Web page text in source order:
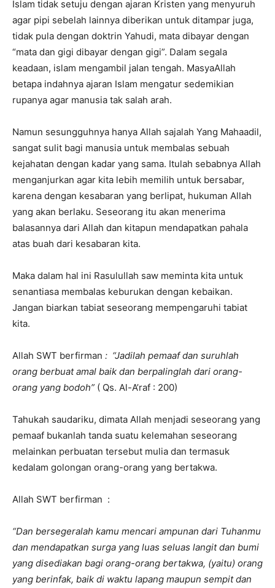
Islam tidak setuju dengan ajaran Kristen yang menyuruh
agar pipi sebelah lainnya diberikan untuk ditampar juga,
tidak pula dengan doktrin Yahudi, mata dibayar dengan
“mata dan gigi dibayar dengan gigi”. Dalam segala
keadaan, islam mengambil jalan tengah. MasyaAllah
betapa indahnya ajaran Islam mengatur sedemikian
rupanya agar manusia tak salah arah.
Namun sesungguhnya hanya Allah sajalah Yang Mahaadil,
sangat sulit bagi manusia untuk membalas sebuah
kejahatan dengan kadar yang sama. Itulah sebabnya Allah
menganjurkan agar kita lebih memilih untuk bersabar,
karena dengan kesabaran yang berlipat, hukuman Allah
yang akan berlaku. Seseorang itu akan menerima
balasannya dari Allah dan kitapun mendapatkan pahala
atas buah dari kesabaran kita.
Maka dalam hal ini Rasulullah saw meminta kita untuk
senantiasa membalas keburukan dengan kebaikan.
Jangan biarkan tabiat seseorang mempengaruhi tabiat
kita.
Allah SWT berfirman : “Jadilah pemaaf dan suruhlah
orang berbuat amal baik dan berpalinglah dari orang-
orang yang bodoh” ( Qs. Al-A’raf : 200)
Tahukah saudariku, dimata Allah menjadi seseorang yang
pemaaf bukanlah tanda suatu kelemahan seseorang
melainkan perbuatan tersebut mulia dan termasuk
kedalam golongan orang-orang yang bertakwa.
Allah SWT berfirman :
“Dan bersegeralah kamu mencari ampunan dari Tuhanmu
dan mendapatkan surga yang luas seluas langit dan bumi
yang disediakan bagi orang-orang bertakwa, (yaitu) orang
yang berinfak, baik di waktu lapang maupun sempit dan